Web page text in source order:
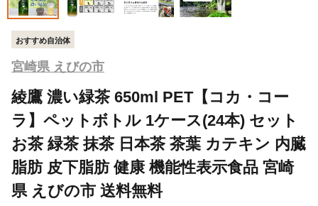
おすすめ自治体
宮崎県 えびの市
綾鷹 濃い緑茶 650ml PET【コカ・コー
ラ】ペットボトル 1ケース(24本) セット
お茶 緑茶 抹茶 日本茶 茶葉 カテキン 内臓
脂肪 皮下脂肪 健康 機能性表示食品 宮崎
県 えびの市 送料無料